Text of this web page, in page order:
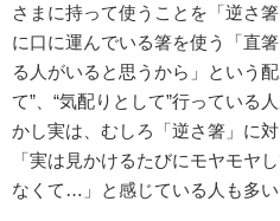
さまに持って使うことを「逆さ
に口に運んでいる箸を使う「直
る人がいると思うから」という
て”、“気配りとして”行っている
かし実は、むしろ「逆さ箸」に
「実は見かけるたびにモヤモヤ
なくて…」と感じている人も多い